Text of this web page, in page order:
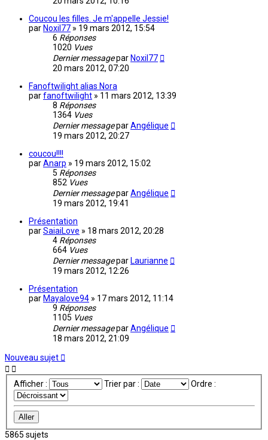
Coucou les filles. Je m'appelle Jessie!
par Noxil77 » 19 mars 2012, 15:54
6 Réponses
1020 Vues
Dernier messagepar Noxil77
20 mars 2012, 07:20
Fanoftwilight alias Nora
parfanoftwilight » 11 mars 2012, 13:39
8 Réponses
1364 Vues
Dernier messageparAngélique
19 mars 2012, 20:27
coucou!!!!
parAnarp » 19 mars 2012, 15:02
5 Réponses
852 Vues
Dernier messageparAngélique
19 mars 2012, 19:41
Présentation
parSaiaiLove » 18 mars 2012, 20:28
4 Réponses
664 Vues
Dernier messagepar Laurianne
19 mars 2012, 12:26
Présentation
par Mayalove94 » 17 mars 2012, 11:14
9 Réponses
1105 Vues
Dernier messageparAngélique
18 mars 2012, 21:09
Nouveau sujet
Afficher : Trier par : Ordre :
5865 sujets